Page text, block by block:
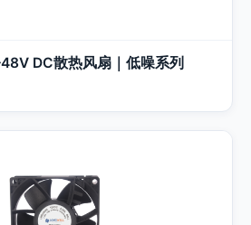
DC散热风扇｜低噪系列